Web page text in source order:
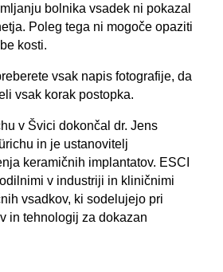
bolnika vsadek ni pokazal
Poleg tega ni mogoče opaziti
kosti.
vsak napis fotografije, da
vsak korak postopka.
v Švici dokončal dr. Jens
in je ustanovitelj
keramičnih implantatov. ESCI
v industriji in kliničnimi
vsadkov, ki sodelujejo pri
in tehnologij za dokazan